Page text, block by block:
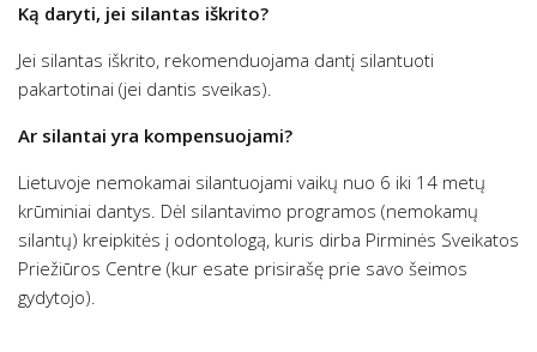
Ką daryti, jei silantas iškrito?
Jei silantas iškrito, rekomenduojama dantį silantuoti
pakartotinai (jei dantis sveikas).
Ar silantai yra kompensuojami?
Lietuvoje nemokamai silantuojami vaikų nuo 6 iki 14 metų
krūminiai dantys. Dėl silantavimo programos (nemokamų
silantų) kreipkitės į odontologą, kuris dirba Pirminės Sveikatos
Priežiūros Centre (kur esate prisirašę prie savo šeimos
gydytojo).